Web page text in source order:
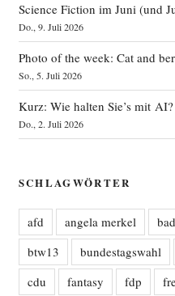
Science Fiction im Juni (und
Do., 9. Juli 2026
Photo of the week: Cat and
So., 5. Juli 2026
Kurz: Wie halten Sie’s mit AI?
Do., 2. Juli 2026
SCHLAGWÖRTER
afd angela merkel
btw13
bundestagswahl
cdu
fantasy fdp